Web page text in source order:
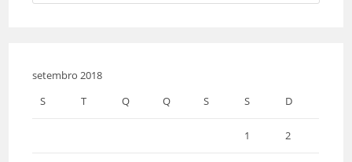
setembro 2018
S
T Q Q S S D
1 2